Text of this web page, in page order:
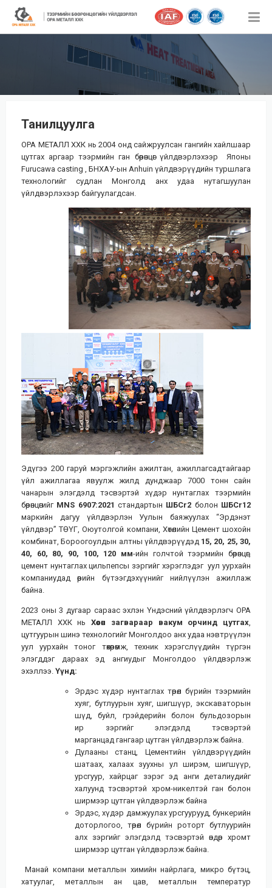
Танилцуулга
ОРА МЕТАЛЛ ХХК нь 2004 онд сайжруулсан гангийн хайлшаар
цутгах аргаар тээрмийн ган бөөрөнцөг үйлдвэрлэхээр Японы
Furucawa casting , БНХАУ-ын Anhuin үйлдвэрүүдийн туршлага
технологийг судлан Монголд анх удаа нутагшуулан
үйлдвэрлэхээр байгуулагдсан.
Эдүгээ 200 гаруй мэргэжлийн ажилтан, ажиллагсадтайгаар
үйл ажиллагаа явуулж жилд дунджаар 7000 тонн сайн
чанарын элэгдэлд тэсвэртэй хүдэр нунтаглах тээрмийн
бөөрөнцөгийг MNS 6907:2021 стандартын ШБCr2 болон ШБCr12
маркийн дагуу үйлдвэрлэн Уулын баяжуулах “Эрдэнэт
үйлдвэр” ТӨҮГ, Оюутолгой компани, Хөтөлийн Цемент шохойн
комбинат, Бороогоулдын алтны үйлдвэрүүдэд 15, 20, 25, 30,
40, 60, 80, 90, 100, 120 мм-ийн голчтой тээрмийн бөөрөнцөг,
цемент нунтаглах цильпепсы зэргийг хэрэглэдэг уул уурхайн
компаниудад өөрийн бүтээгдэхүүнийг нийлүүлэн ажиллаж
байна.
2023 оны 3 дугаар сараас эхлэн Үндэсний үйлдвэрлэгч ОРА
МЕТАЛЛ ХХК ньХөөсөн загвараар вакум орчинд цутгах
цутгуурын шинэ технологийг Монголдоо анх удаа нэвтрүүлэн
уул уурхайн тоног төхөөрөмж, техник хэрэгслүүдийн түргэн
элэгддэг дараах эд ангиудыг Монголдоо үйлдвэрлэж
эхэллээ. Үүнд:
Эрдэс хүдэр нунтаглах төрөл бүрийн тээрмийн
хуяг, бутлуурын хуяг, шигшүүр, экскаваторын
шүд, буйл, грэйдерийн болон бульдозорын
ир зэргийг элэгдэлд тэсвэртэй
марганцад гангаар цутган үйлдвэрлэж байна.
Дулааны станц, Цементийн үйлдвэрүүдийн
шатаах, халаах зуухны ул ширэм, шигшүүр,
урсгуур, хайрцаг зэрэг эд анги деталиудийг
халуунд тэсвэртэй хром-никелтэй ган болон
ширмээр цутган үйлдвэрлэж байна
Эрдэс, хүдэр дамжуулах урсгуурууд, бункерийн
доторлогоо, төрөл бүрийн роторт бутлуурийн
алх зэргийг элэгдэлд тэсвэртэй өндөр хромт
ширмээр цутган үйлдвэрлэж байна.
Манай компани металлын химийн найрлага, микро бүтэц,
хатуулаг, металлын ан цав, металлын температур